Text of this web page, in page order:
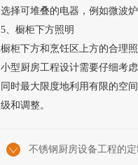
选择可堆叠的电器，例如微波
5、橱柜下方照明
橱柜下方和烹饪区上方的合理
小型厨房工程设计需要仔细考虑
同时最大限度地利用有限的空
级和调整。
不锈钢厨房设备工程的